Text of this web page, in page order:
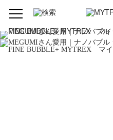
型番 MT-